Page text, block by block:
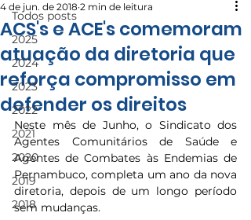
Todos posts
2025
2024
2023
2022
2021
2020
2019
2018
ACS's e ACE's comemoram
atuação da diretoria que
reforça compromisso em
defender os direitos
4 de jun. de 2018 2 min de leitura
Neste mês de Junho, o Sindicato dos
Agentes Comunitários de Saúde e
Agentes de Combates às Endemias de
Pernambuco, completa um ano da nova
diretoria, depois de um longo período
sem mudanças.